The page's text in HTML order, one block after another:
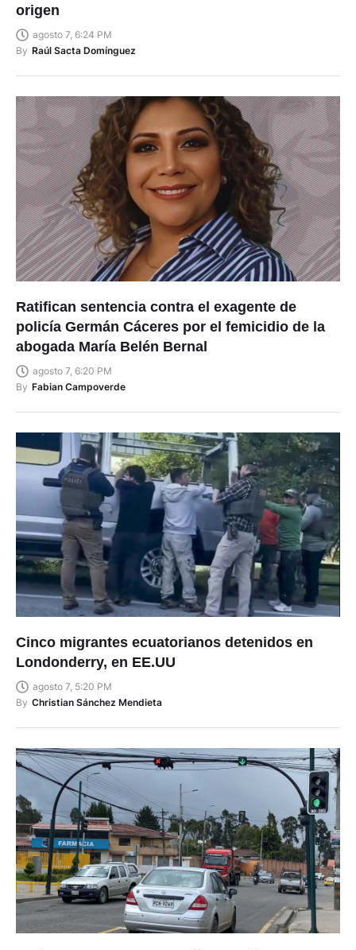
origen
agosto 7, 6:24 PM
By Raúl Sacta Domínguez
Ratifican sentencia contra el exagente de
policía Germán Cáceres por el femicidio de la
abogada María Belén Bernal
agosto 7, 6:20 PM
By Fabian Campoverde
Cinco migrantes ecuatorianos detenidos en
Londonderry, en EE.UU
agosto 7, 5:20 PM
By Christian Sánchez Mendieta